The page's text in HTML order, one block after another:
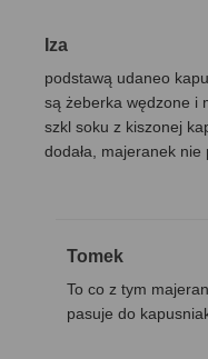
Iza
podstawą udaneo
są żeberka wędzone i
szkl soku z kiszonej
dodała, majeranek
Tomek
To co z tym
pasuje do